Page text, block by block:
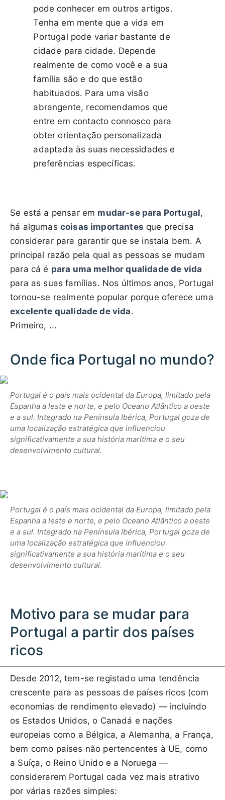
pode conhecer em outros artigos.
Tenha em mente que a vida em
Portugal pode variar bastante de
cidade para cidade. Depende
realmente de como você e a sua
família são e do que estão
habituados. Para uma visão
abrangente, recomendamos que
entre em contacto connosco para
obter orientação personalizada
adaptada às suas necessidades e
preferências específicas.
Se está a pensar em mudar-se para Portugal,
há algumas coisas importantes que precisa
considerar para garantir que se instala bem. A
principal razão pela qual as pessoas se mudam
para cá é para uma melhor qualidade de vida
para as suas famílias. Nos últimos anos, Portugal
tornou-se realmente popular porque oferece uma
excelente qualidade de vida.
Primeiro, ...
Onde fica Portugal no mundo?
Portugal é o país mais ocidental da Europa, limitado pela
Espanha a leste e norte, e pelo Oceano Atlântico a oeste
e a sul. Integrado na Península Ibérica, Portugal goza de
uma localização estratégica que influenciou
significativamente a sua história marítima e o seu
desenvolvimento cultural.
Portugal é o país mais ocidental da Europa, limitado pela
Espanha a leste e norte, e pelo Oceano Atlântico a oeste
e a sul. Integrado na Península Ibérica, Portugal goza de
uma localização estratégica que influenciou
significativamente a sua história marítima e o seu
desenvolvimento cultural.
Motivo para se mudar para
Portugal a partir dos países
ricos
Desde 2012, tem-se registado uma tendência
crescente para as pessoas de países ricos (com
economias de rendimento elevado) — incluindo
os Estados Unidos, o Canadá e nações
europeias como a Bélgica, a Alemanha, a França,
bem como países não pertencentes à UE, como
a Suíça, o Reino Unido e a Noruega —
considerarem Portugal cada vez mais atrativo
por várias razões simples: